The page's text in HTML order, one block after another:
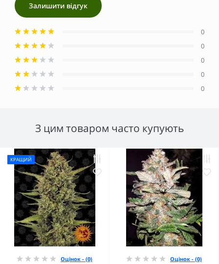
Залишити відгук
0
0
0
0
0
З цим товаром часто купують
КРАЩИЙ
Оцінок - (0) Оцінок - (0)